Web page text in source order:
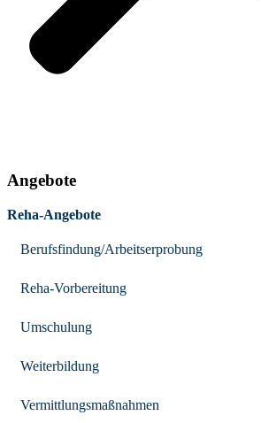
Angebote
Reha-Angebote
Berufsfindung/Arbeitserprobung
Reha-Vorbereitung
Umschulung
Weiterbildung
Vermittlungsmaßnahmen